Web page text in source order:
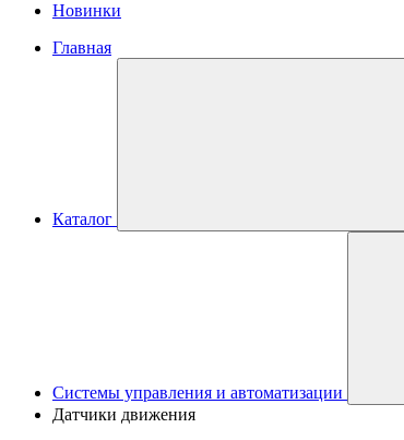
Новинки
Главная
Каталог
Системы управления и автоматизации
Датчики движения